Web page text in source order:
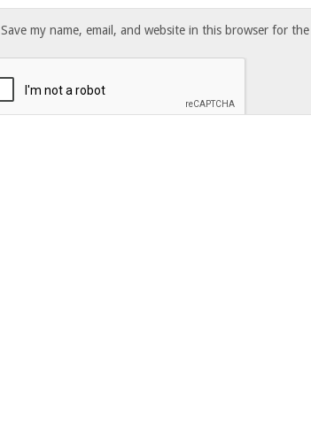
Save my name, email, and website in this browser for